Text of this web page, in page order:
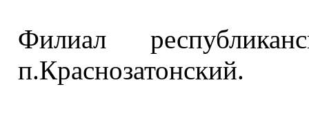
Филиал
п.Краснозатонский.